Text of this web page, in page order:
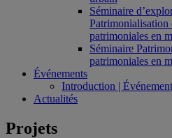
Séminaire
Patrimonialisation
patrimoniales en
Séminaire
patrimoniales en
Événements
Introduction |
Actualités
Projets